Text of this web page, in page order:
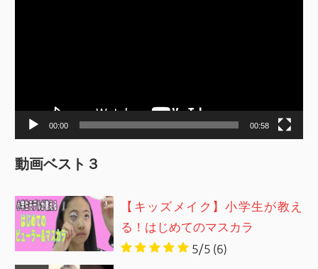
ー
00:00 00:58
動画ベスト３
【キッズメイク】小学生が教え
る！はじめてのマスカラ
5/5 (6)